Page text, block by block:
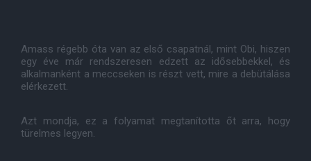
Amass régebb óta van az első csapatnál, mint Obi, hiszen
egy éve már rendszeresen edzett az idősebbekkel, és
alkalmanként a meccseken is részt vett, mire a debütálása
elérkezett.
Azt mondja, ez a folyamat megtanította őt arra, hogy
türelmes legyen.